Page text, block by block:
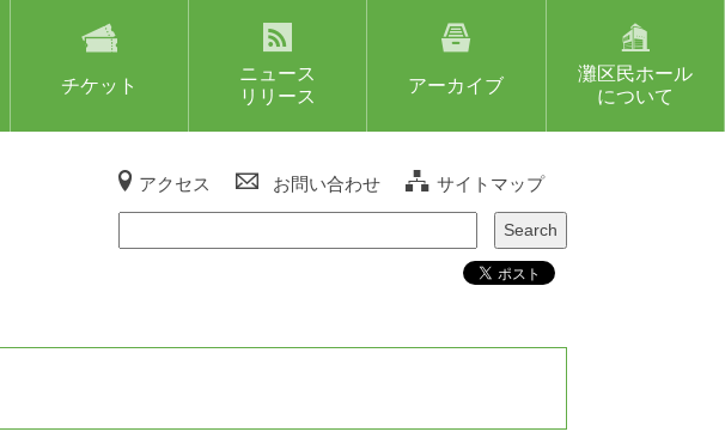
チケット
ニュース
リリース
アーカイブ
灘区民ホール
について
アクセス お問い合わせ サイトマップ